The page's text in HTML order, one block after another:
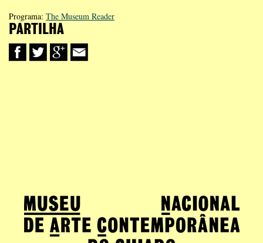
Programa: The Museum Reader
PARTILHA